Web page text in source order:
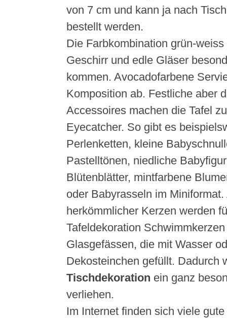
von 7 cm und kann ja nach
bestellt werden.
Die Farbkombination grün-
Geschirr und edle Gläser
kommen. Avocadofarbene
Komposition ab. Festliche aber
Accessoires machen die Tafel
Eyecatcher. So gibt es
Perlenketten, kleine
Pastelltönen, niedliche
Blütenblätter, mintfarbene
oder Babyrasseln im Miniformat.
herkömmlicher Kerzen werden
Tafeldekoration
Glasgefässen, die mit Wasser
Dekosteinchen gefüllt. Dadurch
Tischdekoration ein ganz
verliehen.
Im Internet finden sich viele